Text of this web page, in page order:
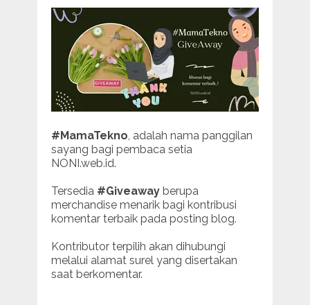
#MamaTekno, adalah nama panggilan
sayang bagi pembaca setia
NONI.web.id.
Tersedia #Giveawayberupa
merchandise menarik bagi kontribusi
komentar terbaik pada posting blog.
Kontributor terpilih akan dihubungi
melalui alamat surel yang disertakan
saat berkomentar.